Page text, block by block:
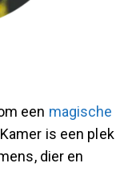
een magische
is een plek
dier en